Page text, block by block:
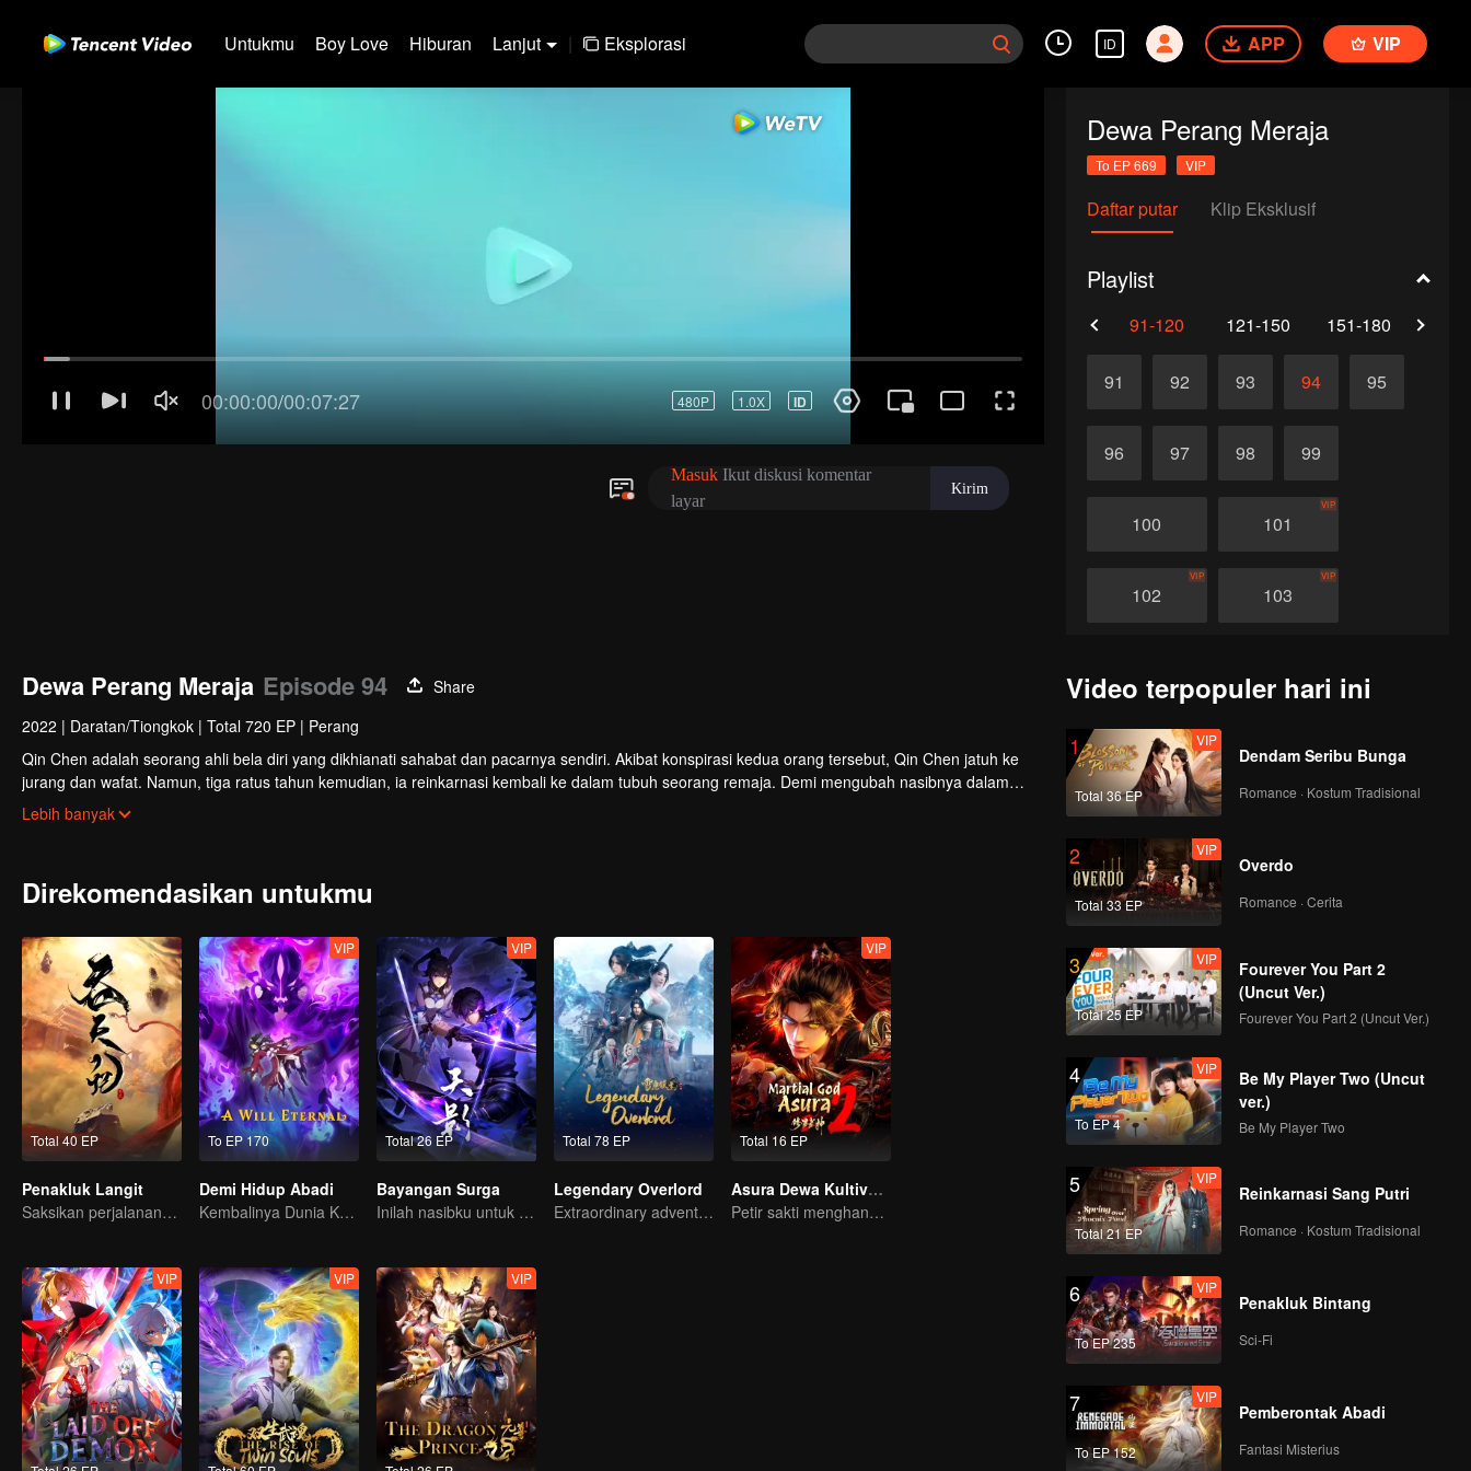
Untukmu Boy Love Hiburan Lanjut | Eksplorasi ID APP VIP
Dewa Perang Meraja
To EP 669 VIP
Daftar putar Klip Eksklusif
Playlist
91-120 121-150 151-180
91 92 93 94 95
96 97 98 99
100 101
VIP
102
VIP
103
VIP
106
108
VIP VIP
110
VIP
111
112
114
VIP
115
VIP
116
VIP
117
VIP
118
VIP
120
VIP
Dewa Perang Meraja Episode 94
Share
2022 | Daratan/Tiongkok | Total 720 EP | Perang
Qin Chen adalah seorang ahli bela diri yang dikhianati sahabat dan pacarnya sendiri. Akibat konspirasi kedua orang tersebut, Qin Chen jatuh ke
jurang dan wafat. Namun, tiga ratus tahun kemudian, ia reinkarnasi kembali ke dalam tubuh seorang remaja. Demi mengubah nasibnya dalam
kehidupan barunya dan melindungi semua yang ia cintai, Qin Chen mulai berlatih seni bela diri lagi dengan gigih.
Lebih banyak
Direkomendasikan untukmu
Total 40 EP
Penakluk Langit
Saksikan perjalanannya dari manusia biasa jadi Dewa abadi!
To EP 170
VIP
Demi Hidup Abadi
Kembalinya Dunia Kultivasi Keabadian!
Total 26 EP
VIP
Bayangan Surga
Inilah nasibku untuk mengusir roh jahat dan iblis!
Total 78 EP
Legendary Overlord
Extraordinary adventure, a teenager reborn from adversity.
Total 16 EP
VIP
Asura Dewa Kultivator S2
Petir sakti menghancurkan semua musuh, dan kapak dahsyatnya mengguncang seluruh negeri.
VIP VIP VIP
Video terpopuler hari ini
1
Total 36 EP
VIP
Dendam Seribu Bunga
Romance · Kostum Tradisional
2
Total 33 EP
VIP
Overdo
Romance · Cerita
3
Total 25 EP
VIP
Fourever You Part 2
(Uncut Ver.)
Fourever You Part 2 (Uncut Ver.)
4
To EP 4
VIP
Be My Player Two (Uncut
ver.)
Be My Player Two
5
Total 21 EP
VIP
Reinkarnasi Sang Putri
Romance · Kostum Tradisional
6
To EP 235
VIP
Penakluk Bintang
Sci-Fi
7
To EP 152
VIP
Pemberontak Abadi
Fantasi Misterius